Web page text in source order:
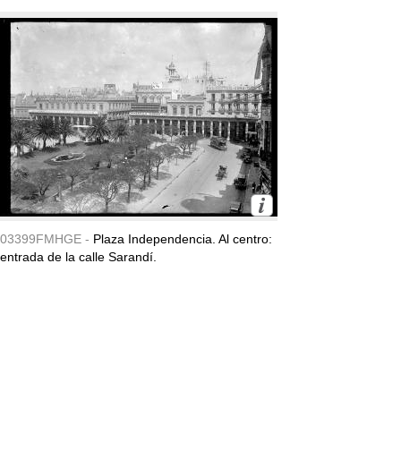
03399FMHGE - Plaza Independencia. Al centro:
entrada de la calle Sarandí.